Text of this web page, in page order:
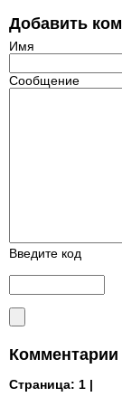
Добавить
Имя
Сообщение
Введите код
Комментарии
Страница: 1 |